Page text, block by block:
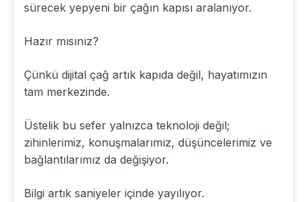
sürecek yepyeni bir çağın kapısı aralanıyor.
Hazır mısınız?
Çünkü dijital çağ artık kapıda değil, hayatımızın
tam merkezinde.
Üstelik bu sefer yalnızca teknoloji değil;
zihinlerimiz, konuşmalarımız, düşüncelerimiz ve
bağlantılarımız da değişiyor.
Bilgi artık saniyeler içinde yayılıyor.